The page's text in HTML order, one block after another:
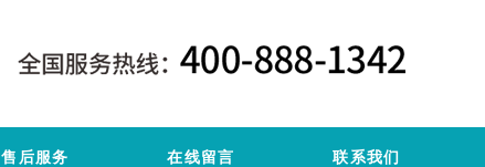
售后服务 在线留言 联系我们